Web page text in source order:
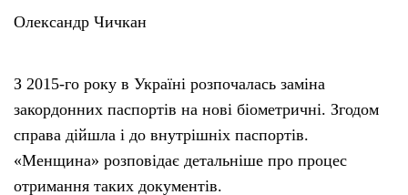
Рекламні прайси
Підтримати «місцевих»
Редакційна політика
Етичний кодекс
Олександр Чичкан
З 2015-го року в Україні розпочалась заміна
закордонних паспортів на нові біометричні. Згодом
справа дійшла і до внутрішніх паспортів.
«Менщина» розповідає детальніше про процес
отримання таких документів.